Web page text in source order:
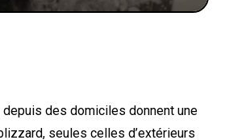
des domiciles donnent une
seules celles d’extérieurs